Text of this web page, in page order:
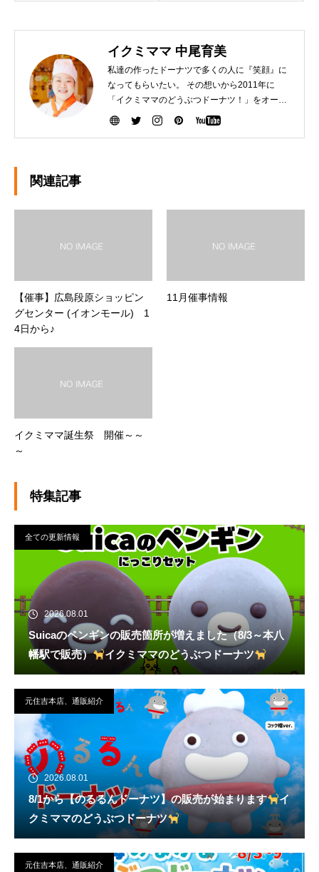
イクミママ 中尾育美
私達の作ったドーナツで多くの人に『笑顔』に
なってもらいたい。 その想いから2011年に
「イクミママのどうぶつドーナツ！」をオープ
ンさせました。 健康で美味しいドーナツを作る
関連記事
【催事】広島段原ショッピン
グセンター (イオンモール) 1
4日から♪
11月催事情報
イクミママ誕生祭 開催～～
～
特集記事
全ての更新情報
2026.08.01
Suicaのペンギンの販売箇所が増えました（8/3～本八
幡駅で販売）
イクミママのどうぶつドーナツ
元住吉本店、通販紹介
2026.08.01
8/1から【のるるんドーナツ】の販売が始まります
イ
クミママのどうぶつドーナツ
元住吉本店、通販紹介